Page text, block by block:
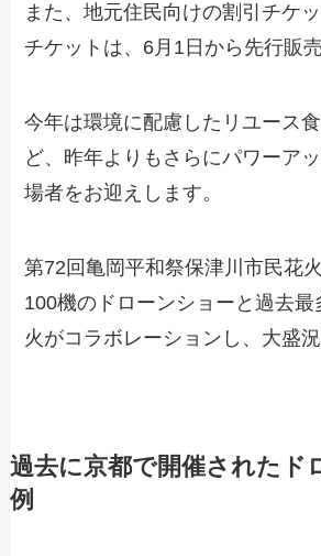
また、地元住民向けの割引チケ
チケットは、6月1日から先行販
今年は環境に配慮したリユース
ど、昨年よりもさらにパワーア
場者をお迎えします。
第72回亀岡平和祭保津川市民花
100機のドローンショーと過去
火がコラボレーションし、大盛
過去に京都で開催されたド
例